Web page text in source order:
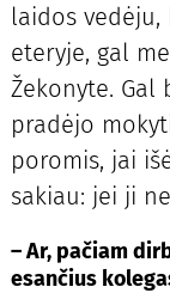
laidos
eteryje, gal
Žekonyte.
pradėjo
poromis, jai
sakiau: jei ji
– Ar, pačiam
esančius